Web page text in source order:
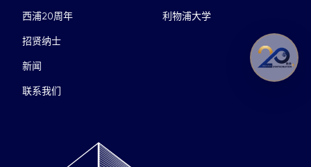
西浦20周年
招贤纳士
新闻
联系我们
利物浦大学